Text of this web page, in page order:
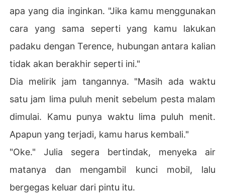
apa yang dia inginkan. "Jika kamu menggunakan
cara yang sama seperti yang kamu lakukan
padaku dengan Terence, hubungan antara kalian
tidak akan berakhir seperti ini."
Dia melirik jam tangannya. "Masih ada waktu
satu jam lima puluh menit sebelum pesta malam
dimulai. Kamu punya waktu lima puluh menit.
Apapun yang terjadi, kamu harus kembali."
"Oke." Julia segera bertindak, menyeka air
matanya dan mengambil kunci mobil, lalu
bergegas keluar dari pintu itu.